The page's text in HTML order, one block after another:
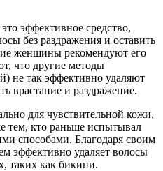
эффективное средство,
без раздражения и оставить
женщины рекомендуют его
что другие методы
не так эффективно удаляют
врастание и раздражение.
для чувствительной кожи,
тем, кто раньше испытывал
способами. Благодаря своим
эффективно удаляет волосы
таких как бикини.